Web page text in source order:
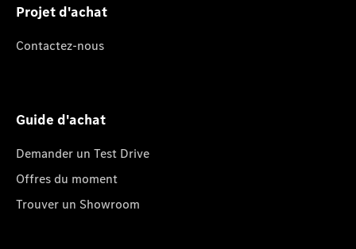
Projet d'achat
Contactez-nous
Guide d'achat
Demander un Test Drive
Offres du moment
Trouver un Showroom